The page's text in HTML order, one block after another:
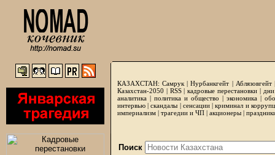
КАЗАХСТАН: Самрук |Нурбанкгейт | Аблязовгейт
Казахстан-2050 | RSS|кадровые перестановки|
аналитика | политика и общество | экономика |
интервью |скандалы | сенсации|криминал и
империализм | трагедии и ЧП | акционеры |
Поиск